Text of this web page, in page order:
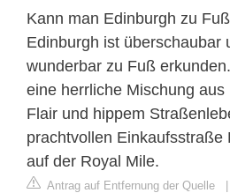
Kann man Edinburgh zu
Edinburgh ist überschaubar
wunderbar zu Fuß
eine herrliche Mischung aus
Flair und hippem
prachtvollen Einkaufsstraße
auf der Royal Mile.
Antrag auf Entfernung der Quelle